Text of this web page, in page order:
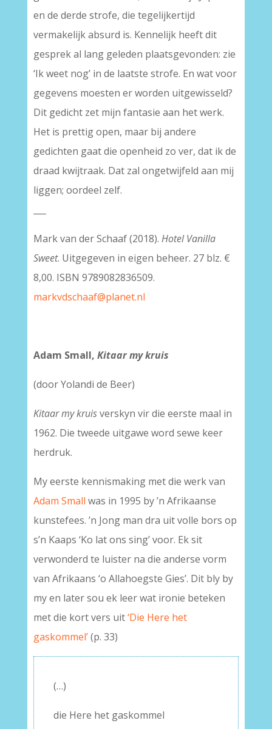
en de derde strofe, die tegelijkertijd
vermakelijk absurd is. Kennelijk heeft dit
gesprek al lang geleden plaatsgevonden: zie
‘Ik weet nog’ in de laatste strofe. En wat voor
gegevens moesten er worden uitgewisseld?
Dit gedicht zet mijn fantasie aan het werk.
Het is prettig open, maar bij andere
gedichten gaat die openheid zo ver, dat ik de
draad kwijtraak. Dat zal ongetwijfeld aan mij
liggen; oordeel zelf.
Mark van der Schaaf (2018). Hotel Vanilla
Sweet. Uitgegeven in eigen beheer. 27 blz. €
8,00. ISBN 9789082836509.
markvdschaaf@planet.nl
Adam Small, Kitaar my kruis
(door Yolandi de Beer)
Kitaar my kruisverskyn vir die eerste maal in
1962. Die tweede uitgawe word sewe keer
herdruk.
My eerste kennismaking met die werk van
Adam Small was in 1995 by ’n Afrikaanse
kunstefees. ’n Jong man dra uit volle bors op
s’n Kaaps ‘Ko lat ons sing’ voor. Ek sit
verwonderd te luister na die anderse vorm
van Afrikaans ‘o Allahoegste Gies’. Dit bly by
my en later sou ek leer wat ironie beteken
met die kort vers uit‘Die Here het
gaskommel’(p. 33)
(…)
die Here het gaskommel